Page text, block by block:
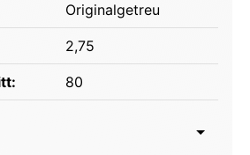
Originalgetreu
2,75
80